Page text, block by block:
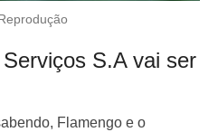
S.A vai ser
Flamengo e o